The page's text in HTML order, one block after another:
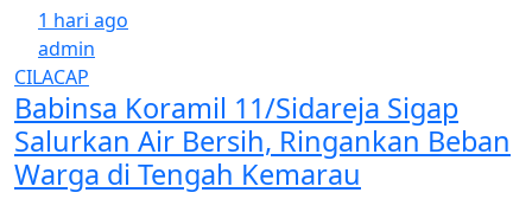
1 hari ago
admin
CILACAP
Babinsa Koramil 11/Sidareja Sigap
Salurkan Air Bersih, Ringankan Beban
Warga di Tengah Kemarau